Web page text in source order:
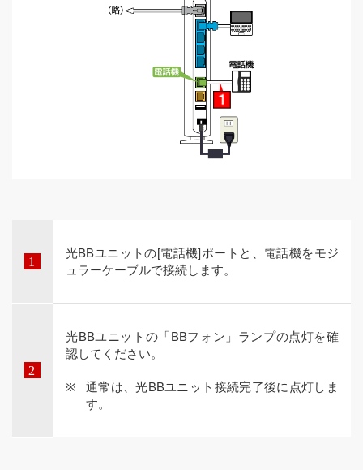
光BBユニットの[電話機]ポートと、電話機をモジ
ュラーケーブルで接続します。
光BBユニットの「BBフォン」ランプの点灯を確
認してください。
通常は、光BBユニット接続完了後に点灯しま
す。